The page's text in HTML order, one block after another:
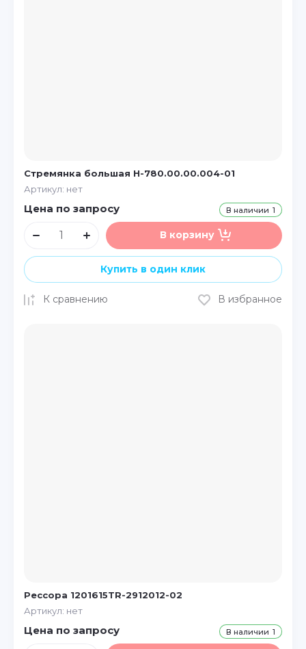
Стремянка большая Н-780.00.00.004-01
Артикул: нет
В наличии 1
Цена по запросу
В корзину
Купить в один клик
К сравнению В избранное
Рессора 1201615TR-2912012-02
Артикул: нет
В наличии 1
Цена по запросу